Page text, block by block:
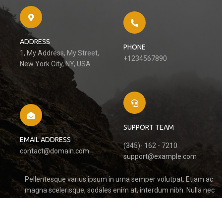
ADDRESS
1, My Address, My Street,
New York City, NY, USA
PHONE
+1234567890
EMAIL ADDRESS
contact@domain.com
SUPPORT TEAM
(345)- 162 - 7210
support@example.com
Pellentesque varius ipsum in urna semper volutpat. Etiam ac
magna scelerisque, sodales enim at, interdum nibh. Nulla nec